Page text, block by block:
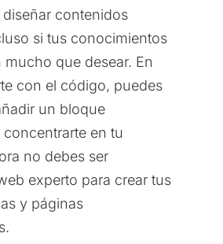
contenidos
si tus conocimientos
que desear. En
con el código, puedes
un bloque
en tu
no debes ser
experto para crear tus
y páginas